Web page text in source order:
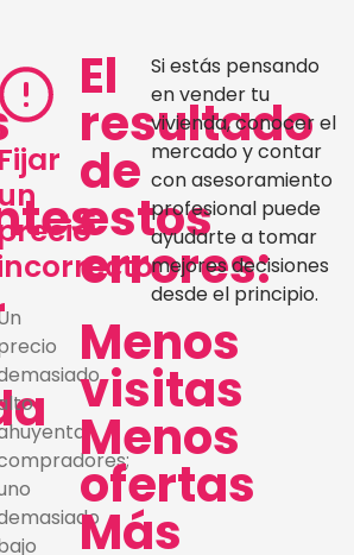
Fijar
un
El
resultado
de
estos
errores:
Menos
visitas
Menos
ofertas
Más
Si estás pensando
en vender tu
vivienda, conocer el
mercado y contar
con asesoramiento
profesional puede
ayudarte a tomar
mejores decisiones
desde el principio.